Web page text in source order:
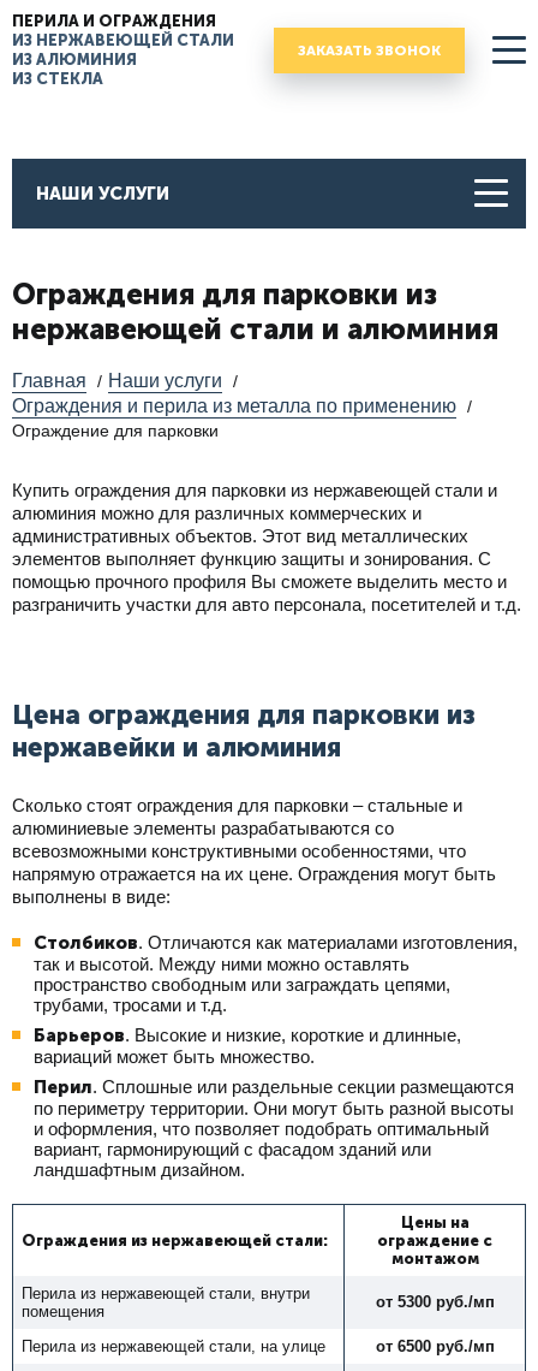
ПЕРИЛА И ОГРАЖДЕНИЯ
ИЗ НЕРЖАВЕЮЩЕЙ СТАЛИ
ИЗ АЛЮМИНИЯ
ИЗ СТЕКЛА
ЗАКАЗАТЬ ЗВОНОК
НАШИ УСЛУГИ
Ограждения для парковки из
нержавеющей стали и алюминия
Главная / Наши услуги /
Ограждения и перила из металла по применению /
Ограждение для парковки
Купить ограждения для парковки из нержавеющей стали и
алюминия можно для различных коммерческих и
административных объектов. Этот вид металлических
элементов выполняет функцию защиты и зонирования. С
помощью прочного профиля Вы сможете выделить место и
разграничить участки для авто персонала, посетителей и т.д.
Цена ограждения для парковки из
нержавейки и алюминия
Сколько стоят ограждения для парковки – стальные и
алюминиевые элементы разрабатываются со
всевозможными конструктивными особенностями, что
напрямую отражается на их цене. Ограждения могут быть
выполнены в виде:
Столбиков. Отличаются как материалами изготовления,
так и высотой. Между ними можно оставлять
пространство свободным или заграждать цепями,
трубами, тросами и т.д.
Барьеров. Высокие и низкие, короткие и длинные,
вариаций может быть множество.
Перил. Сплошные или раздельные секции размещаются
по периметру территории. Они могут быть разной высоты
и оформления, что позволяет подобрать оптимальный
вариант, гармонирующий с фасадом зданий или
ландшафтным дизайном.
Ограждения из нержавеющей стали:
Цены на
ограждение с
монтажом
Перила из нержавеющей стали, внутри
помещения
от 5300 руб./мп
Перила из нержавеющей стали, на улице
от 6500 руб./мп